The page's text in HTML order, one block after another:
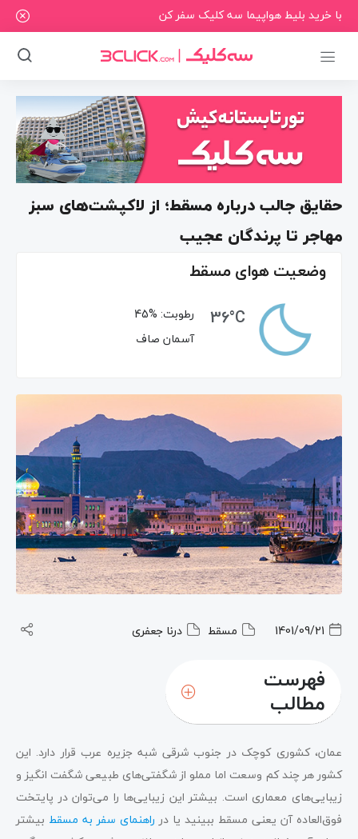
با خرید بلیط هواپیما سه کلیک سفر کن
حقایق جالب درباره مسقط؛ از لاکپشت‌های سبز
مهاجر تا پرندگان عجیب
وضعیت هوای مسقط
36°C
رطوبت: 45%
آسمان صاف
1401/09/21 مسقط درنا جعفری
فهرست
مطالب
عمان، کشوری کوچک در جنوب شرقی شبه جزیره عرب قرار دارد. این
کشور هر چند کم وسعت اما مملو از شگفتی‌های طبیعی شگفت انگیز و
زیبایی‌های معماری است. بیشتر این زیبایی‌ها را می‌توان در پایتخت
فوق‌العاده آن یعنی مسقط ببینید یا در راهنمای سفر به مسقط بیشتر